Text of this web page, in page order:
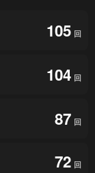
105 回
104 回
87 回
72 回